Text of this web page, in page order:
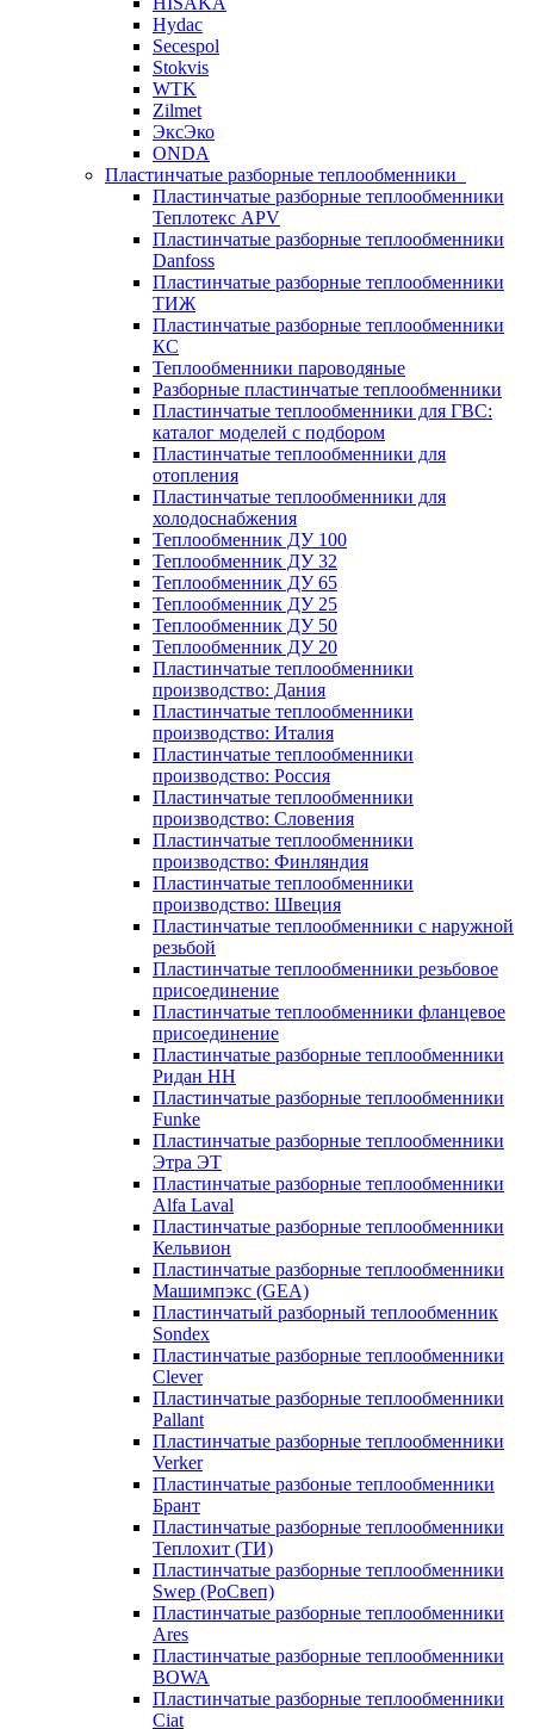
Hydac
Secespol
Stokvis
WTK
Zilmet
ЭксЭко
ONDA
Пластинчатые разборные теплообменники
Пластинчатые разборные теплообменники
Теплотекс APV
Пластинчатые разборные теплообменники
Danfoss
Пластинчатые разборные теплообменники
ТИЖ
Пластинчатые разборные теплообменники
КC
Теплообменники пароводяные
Разборные пластинчатые теплообменники
Пластинчатые теплообменники для ГВС:
каталог моделей с подбором
Пластинчатые теплообменники для
отопления
Пластинчатые теплообменники для
холодоснабжения
Теплообменник ДУ 100
Теплообменник ДУ 32
Теплообменник ДУ 65
Теплообменник ДУ 25
Теплообменник ДУ 50
Теплообменник ДУ 20
Пластинчатые теплообменники
производство: Дания
Пластинчатые теплообменники
производство: Италия
Пластинчатые теплообменники
производство: Россия
Пластинчатые теплообменники
производство: Словения
Пластинчатые теплообменники
производство: Финляндия
Пластинчатые теплообменники
производство: Швеция
Пластинчатые теплообменники с наружной
резьбой
Пластинчатые теплообменники резьбовое
присоединение
Пластинчатые теплообменники фланцевое
присоединение
Пластинчатые разборные теплообменники
Ридан НН
Пластинчатые разборные теплообменники
Funke
Пластинчатые разборные теплообменники
Этра ЭТ
Пластинчатые разборные теплообменники
Alfa Laval
Пластинчатые разборные теплообменники
Кельвион
Пластинчатые разборные теплообменники
Машимпэкс (GEA)
Пластинчатый разборный теплообменник
Sondex
Пластинчатые разборные теплообменники
Clever
Пластинчатые разборные теплообменники
Pallant
Пластинчатые разборные теплообменники
Verker
Пластинчатые разбоные теплообменники
Брант
Пластинчатые разборные теплообменники
Теплохит (ТИ)
Пластинчатые разборные теплообменники
Swep (РоСвеп)
Пластинчатые разборные теплообменники
Ares
Пластинчатые разборные теплообменники
BOWA
Пластинчатые разборные теплообменники
Ciat